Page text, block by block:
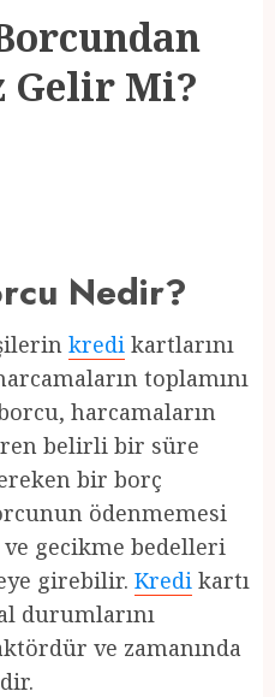
Gelir Mi?
Nedir?
kredi kartlarını
toplamını
harcamaların
belirli bir süre
bir borç
ödenmemesi
gecikme bedelleri
girebilir. Kredi kartı
durumlarını
ve zamanında